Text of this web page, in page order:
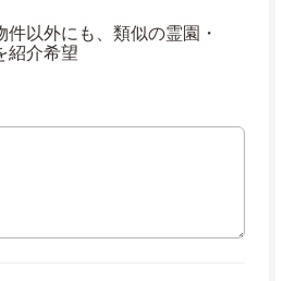
件以外にも、類似の霊園・
紹介希望